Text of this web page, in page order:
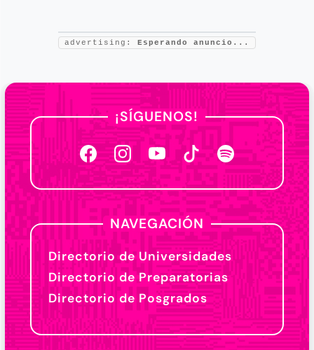
advertising: Esperando anuncio...
¡SÍGUENOS!
NAVEGACIÓN
Directorio de Universidades
Directorio de Preparatorias
Directorio de Posgrados